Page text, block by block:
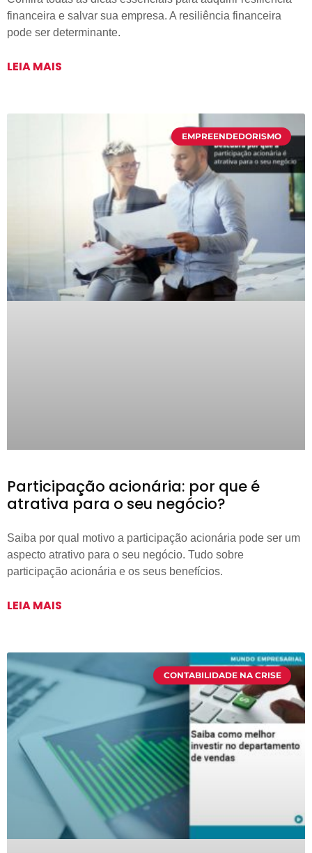
financeira e salvar sua empresa. A resiliência financeira
pode ser determinante.
LEIA MAIS
EMPREENDEDORISMO
Participação acionária: por que é
atrativa para o seu negócio?
Saiba por qual motivo a participação acionária pode ser um
aspecto atrativo para o seu negócio. Tudo sobre
participação acionária e os seus benefícios.
LEIA MAIS
CONTABILIDADE NA CRISE